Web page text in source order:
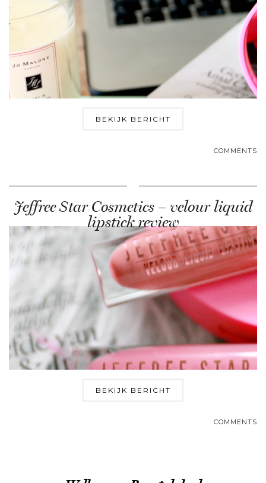
BEKIJK BERICHT
COMMENTS
Jeffree Star Cosmetics – velour liquid
lipstick review
BEKIJK BERICHT
COMMENTS